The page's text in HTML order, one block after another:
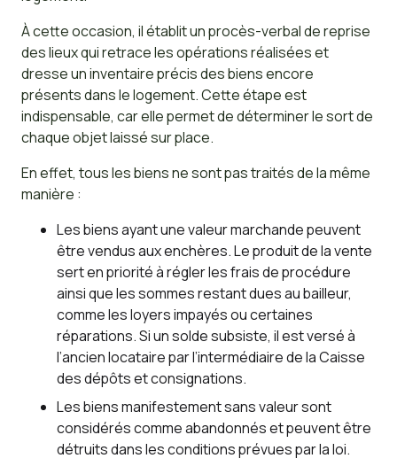
À cette occasion, il établit un procès-verbal de reprise
des lieux qui retrace les opérations réalisées et
dresse un inventaire précis des biens encore
présents dans le logement. Cette étape est
indispensable, car elle permet de déterminer le sort de
chaque objet laissé sur place.
En effet, tous les biens ne sont pas traités de la même
manière :
Les biens ayant une valeur marchande peuvent
être vendus aux enchères. Le produit de la vente
sert en priorité à régler les frais de procédure
ainsi que les sommes restant dues au bailleur,
comme les loyers impayés ou certaines
réparations. Si un solde subsiste, il est versé à
l’ancien locataire par l’intermédiaire de la Caisse
des dépôts et consignations.
Les biens manifestement sans valeur sont
considérés comme abandonnés et peuvent être
détruits dans les conditions prévues par la loi.